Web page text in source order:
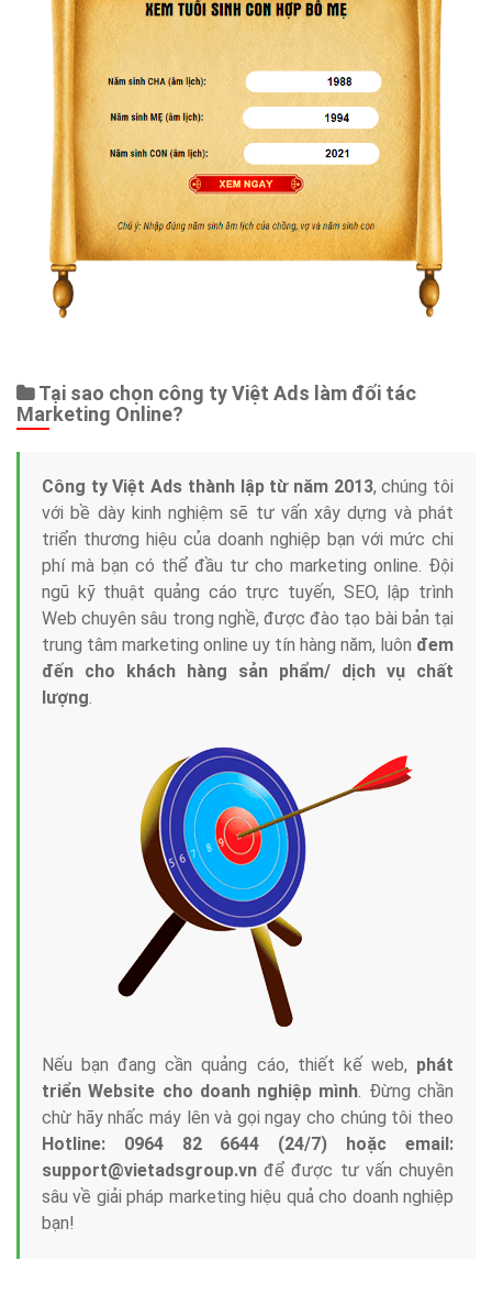
Tại sao chọn công ty Việt Ads làm đối tác
Marketing Online?
Công ty Việt Ads thành lập từ năm 2013, chúng tôi
với bề dày kinh nghiệm sẽ tư vấn xây dựng và phát
triển thương hiệu của doanh nghiệp bạn với mức chi
phí mà bạn có thể đầu tư cho marketing online. Đội
ngũ kỹ thuật quảng cáo trực tuyến, SEO, lập trình
Web chuyên sâu trong nghề, được đào tạo bài bản tại
trung tâm marketing online uy tín hàng năm, luôn đem
đến cho khách hàng sản phẩm/ dịch vụ chất
lượng.
Nếu bạn đang cần quảng cáo, thiết kế web, phát
triển Website cho doanh nghiệp mình. Đừng chần
chừ hãy nhấc máy lên và gọi ngay cho chúng tôi theo
Hotline: 0964 82 6644 (24/7) hoặc email:
support@vietadsgroup.vn để được tư vấn chuyên
sâu về giải pháp marketing hiệu quả cho doanh nghiệp
bạn!